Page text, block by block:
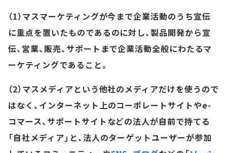
（1）マスマーケティングが今まで企業活動のうち宣伝
に重点を置いたものであるのに対し、製品開発から宣
伝、営業、販売、サポートまで企業活動全般にわたるマ
ーケティングであること。
（2）マスメディアという他社のメディアだけを使うので
はなく、インターネット上のコーポレートサイトやe-
コマース、サポートサイトなどの法人が自前で持てる
「自社メディア」と、法人のターゲットユーザーが参加